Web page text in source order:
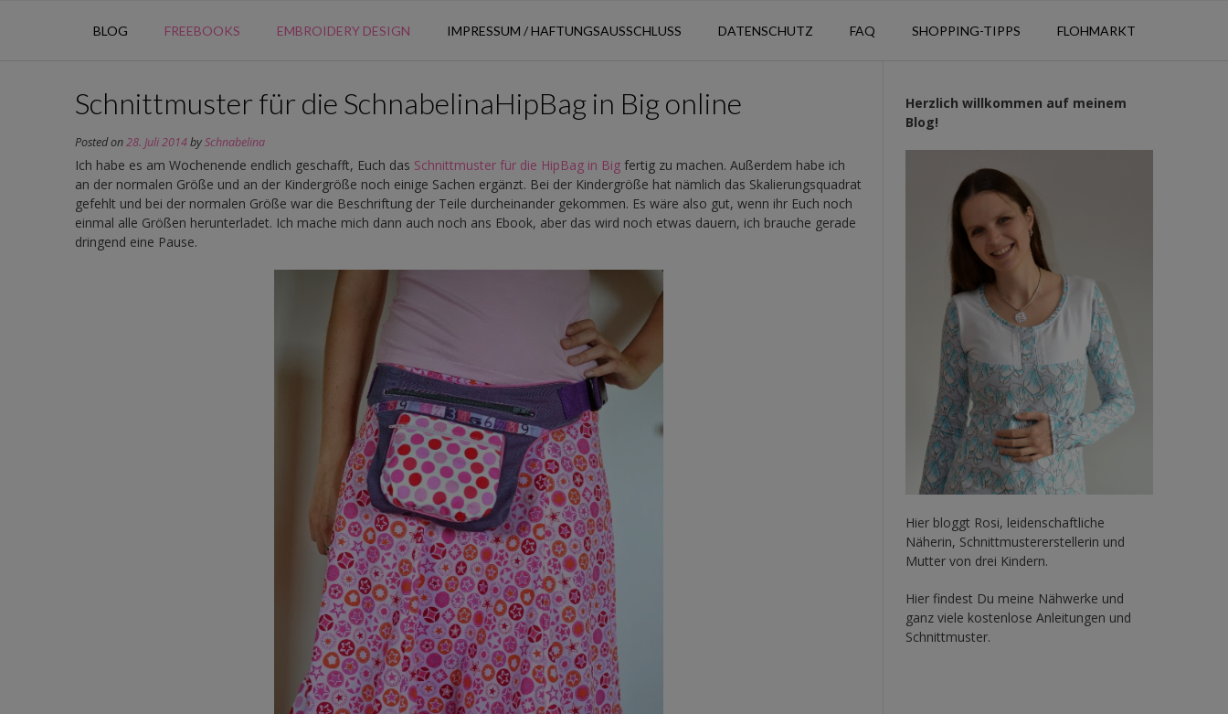
BLOG FREEBOOKS EMBROIDERY DESIGN IMPRESSUM / HAFTUNGSAUSSCHLUSS DATENSCHUTZ FAQ SHOPPING-TIPPS FLOHMARKT
Schnittmuster für die SchnabelinaHipBag in Big online
Posted on28. Juli 2014bySchnabelina
Ich habe es am Wochenende endlich geschafft, Euch das Schnittmuster für die HipBag in Big fertig zu machen. Außerdem habe ich
an der normalen Größe und an der Kindergröße noch einige Sachen ergänzt. Bei der Kindergröße hat nämlich das Skalierungsquadrat
gefehlt und bei der normalen Größe war die Beschriftung der Teile durcheinander gekommen. Es wäre also gut, wenn ihr Euch noch
einmal alle Größen herunterladet. Ich mache mich dann auch noch ans Ebook, aber das wird noch etwas dauern, ich brauche gerade
dringend eine Pause.
Herzlich willkommen auf meinem
Blog!
Hier bloggt Rosi, leidenschaftliche
Näherin, Schnittmustererstellerin und
Mutter von drei Kindern.
Hier findest Du meine Nähwerke und
ganz viele kostenlose Anleitungen und
Schnittmuster.